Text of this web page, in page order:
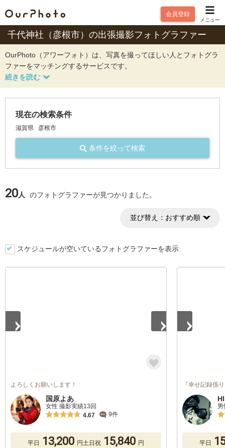
会員登録
メニュー
千代神社（彦根市）の出張撮影フォトグラファー
OurPhoto（アワーフォト）は、写真を撮ってほしい人とフォトグラ
ファーをマッチングするサービスです。
現在の検索条件
滋賀県 彦根市
条件を絞って検索
20人 のフォトグラファーが見つかりました。
並び替え： おすすめ順
スケジュールが空いているフォトグラファーを表示
よろしくお願いします！
国原よあ
女性 撮影実績13回
4.67
9件
平日 13,200 円土日祝 15,840 円
『幸せ記録係
平日